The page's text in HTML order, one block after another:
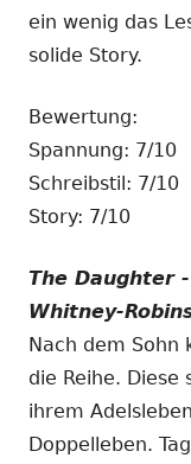
ein wenig das
solide Story.
Bewertung:
Spannung: 7/10
Schreibstil: 7/10
Story: 7/10
The Daughter
Whitney-
Nach dem Sohn
die Reihe. Diese
ihrem
Doppelleben.